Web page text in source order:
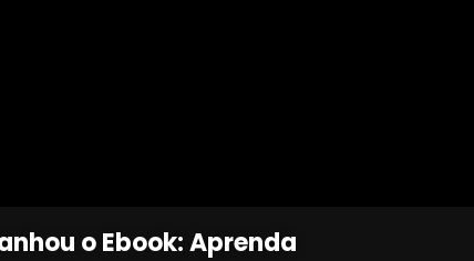
o Ebook: Aprenda